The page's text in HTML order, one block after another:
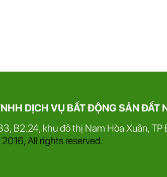
DỊCH VỤ BẤT ĐỘNG SẢN ĐẤT
B2.24, khu đô thị Nam Hòa Xuân, TP
All rights reserved.